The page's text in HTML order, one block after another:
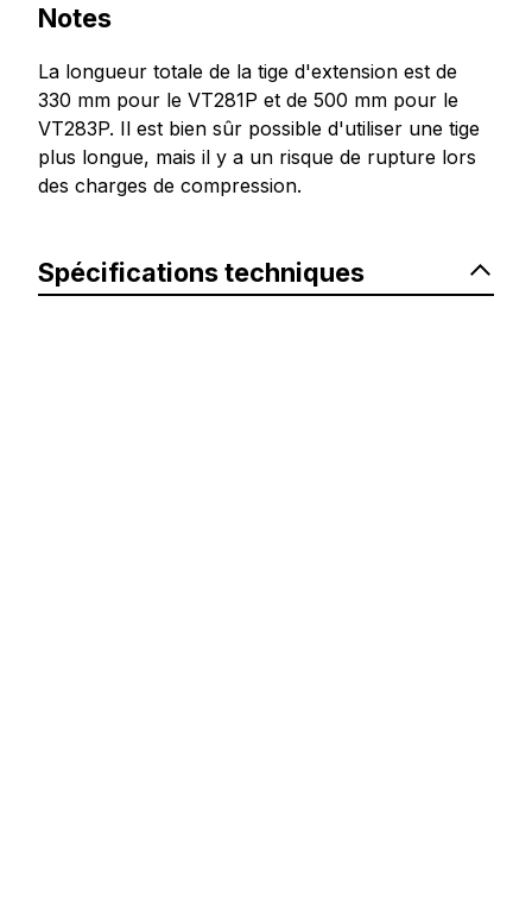
Notes
La longueur totale de la tige d'extension est de
330 mm pour le VT281P et de 500 mm pour le
VT283P. Il est bien sûr possible d'utiliser une tige
plus longue, mais il y a un risque de rupture lors
des charges de compression.
Spécifications techniques